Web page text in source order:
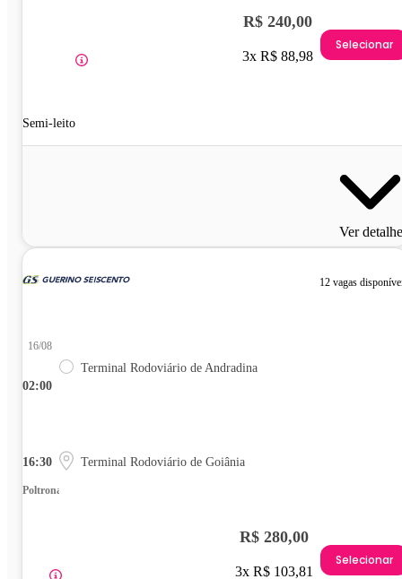
Semi-leito
R$ 240,00
3x R$ 88,98
Selecionar
Ver
12 vagas
02:00
16/08
Terminal Rodoviário de Andradina
16:30 Terminal Rodoviário de Goiânia
Poltrona
R$ 280,00
3x R$ 103,81
Selecionar